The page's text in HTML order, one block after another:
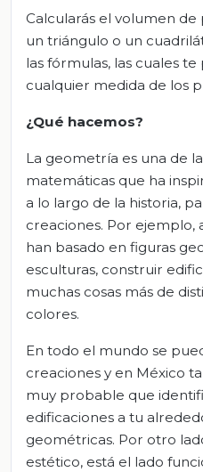
Calcularás el volumen de
un triángulo o un
las fórmulas, las cuales
cualquier medida de los
¿Qué hacemos?
La geometría es una de
matemáticas que ha
a lo largo de la historia,
creaciones. Por ejemplo,
han basado en figuras
esculturas, construir
muchas cosas más de
colores.
En todo el mundo se
creaciones y en México
muy probable que
edificaciones a tu
geométricas. Por otro
estético, está el lado